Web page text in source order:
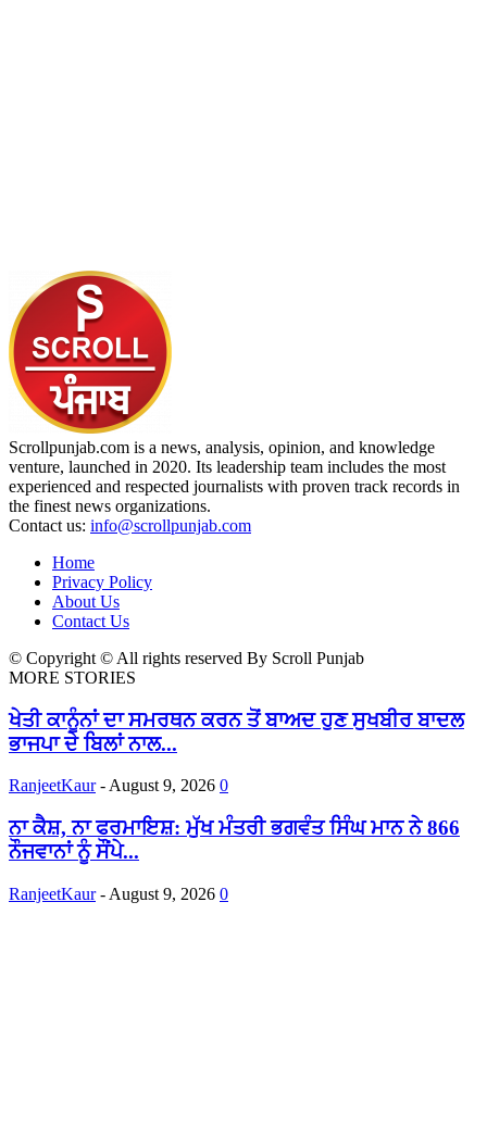
Scrollpunjab.com is a news, analysis, opinion, and knowledge
venture, launched in 2020. Its leadership team includes the most
experienced and respected journalists with proven track records in
the finest news organizations.
Contact us: info@scrollpunjab.com
Home
Privacy Policy
About Us
Contact Us
© Copyright © All rights reserved By Scroll Punjab
MORE STORIES
ਖੇਤੀ ਕਾਨੂੰਨਾਂ ਦਾ ਸਮਰਥਨ ਕਰਨ ਤੋਂ ਬਾਅਦ ਹੁਣ ਸੁਖਬੀਰ ਬਾਦਲ
ਭਾਜਪਾ ਦੇ ਬਿਲਾਂ ਨਾਲ...
RanjeetKaur - August 9, 2026 0
ਨਾ ਕੈਸ਼, ਨਾ ਫਰਮਾਇਸ਼: ਮੁੱਖ ਮੰਤਰੀ ਭਗਵੰਤ ਸਿੰਘ ਮਾਨ ਨੇ 866
ਨੌਜਵਾਨਾਂ ਨੂੰ ਸੌਂਪੇ...
RanjeetKaur - August 9, 2026 0